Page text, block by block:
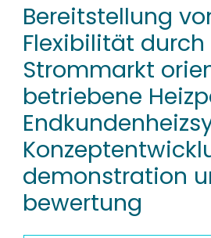
RESEARCH DATA
PEOPLE
INSTITUTIONS
PROJECTS
Bereitstellung
Flexibilität
Strommarkt
betriebene
demonstration
bewertung